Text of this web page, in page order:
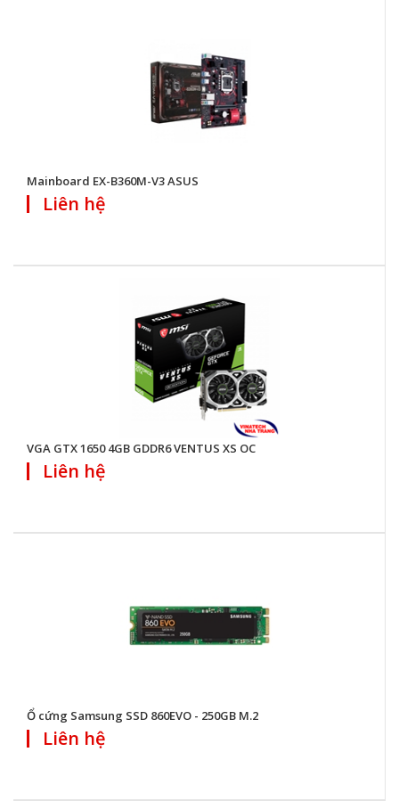
Mainboard EX-B360M-V3 ASUS
Liên hệ
VGA GTX 1650 4GB GDDR6 VENTUS XS OC
Liên hệ
Ổ cứng Samsung SSD 860EVO - 250GB M.2
Liên hệ